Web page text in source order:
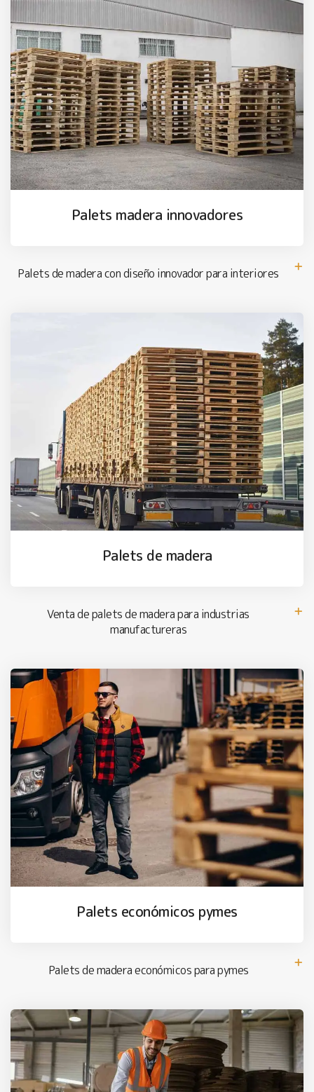
Palets madera innovadores
Palets de madera con diseño innovador para interiores
Palets de madera
Venta de palets de madera para industrias
manufactureras
Palets económicos pymes
Palets de madera económicos para pymes